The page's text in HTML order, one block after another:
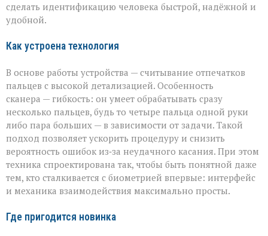
от
«Азимута»
сделать идентификацию человека быстрой, надёжной и
удобной.
Как устроена технология
В основе работы устройства — считывание отпечатков
пальцев с высокой детализацией. Особенность
сканера — гибкость: он умеет обрабатывать сразу
несколько пальцев, будь то четыре пальца одной руки
либо пара больших — в зависимости от задачи. Такой
подход позволяет ускорить процедуру и снизить
вероятность ошибок из‑за неудачного касания. При этом
техника спроектирована так, чтобы быть понятной даже
тем, кто сталкивается с биометрией впервые: интерфейс
и механика взаимодействия максимально просты.
Где пригодится новинка